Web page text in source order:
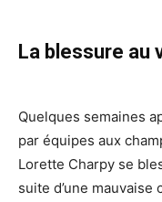
La blessure au
Quelques semaines
par équipes aux
Lorette Charpy se
suite d’une